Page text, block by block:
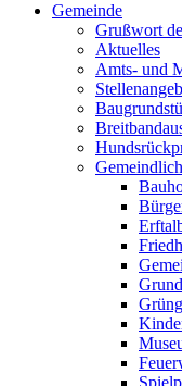
Gemeinde
Grußwort
Aktuelles
Amts- und